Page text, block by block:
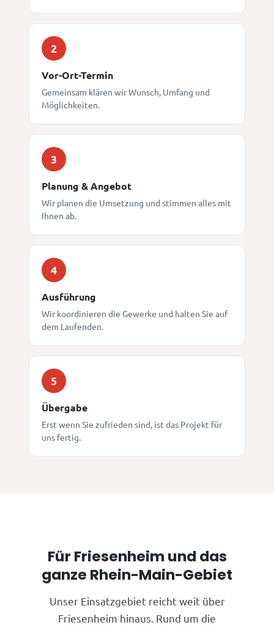
2
Vor-Ort-Termin
Gemeinsam klären wir Wunsch, Umfang und
Möglichkeiten.
3
Planung & Angebot
Wir planen die Umsetzung und stimmen alles mit
Ihnen ab.
4
Ausführung
Wir koordinieren die Gewerke und halten Sie auf
dem Laufenden.
5
Übergabe
Erst wenn Sie zufrieden sind, ist das Projekt für
uns fertig.
Für Friesenheim und das
ganze Rhein-Main-Gebiet
Unser Einsatzgebiet reicht weit über
Friesenheim hinaus. Rund um die